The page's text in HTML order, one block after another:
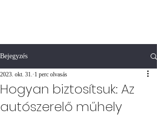
Bejegyzés
Hogyan biztosítsuk: Az
autószerelő műhely
2023. okt. 31. 1 perc olvasás